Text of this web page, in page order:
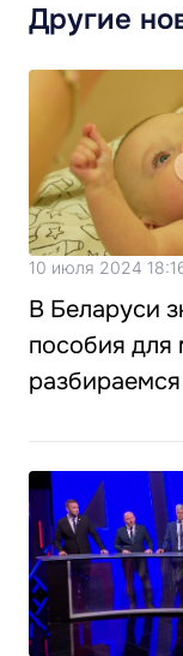
Другие
10 июля 2024
В Беларуси
пособия